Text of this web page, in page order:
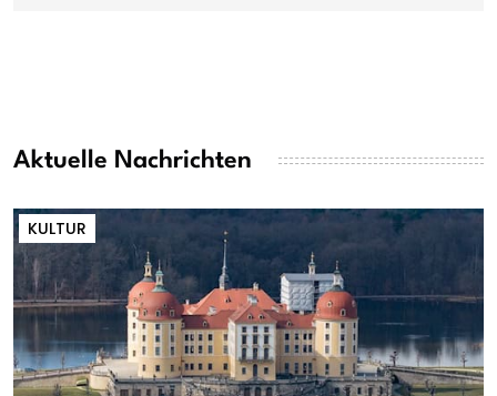
Aktuelle Nachrichten
KULTUR